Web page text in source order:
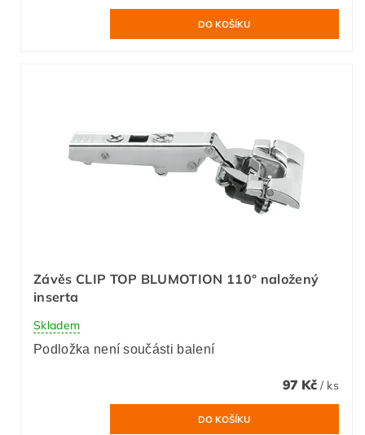
Závěs CLIP TOP BLUMOTION 110° naložený
inserta
Skladem
Podložka není součásti balení
97 Kč / ks